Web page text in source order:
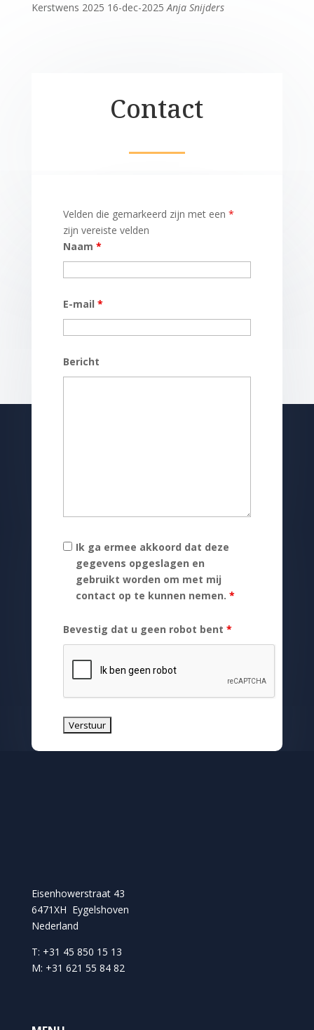
Kerstwens 2025 16-dec-2025 Anja Snijders
Contact
Velden die gemarkeerd zijn met een *
zijn vereiste velden
Naam *
E-mail *
Bericht
Ik ga ermee akkoord dat deze
gegevens opgeslagen en
gebruikt worden om met mij
contact op te kunnen nemen. *
Bevestig dat u geen robot bent *
Eisenhowerstraat 43
6471XH Eygelshoven
Nederland
T: +31 45 850 15 13
M: +31 621 55 84 82